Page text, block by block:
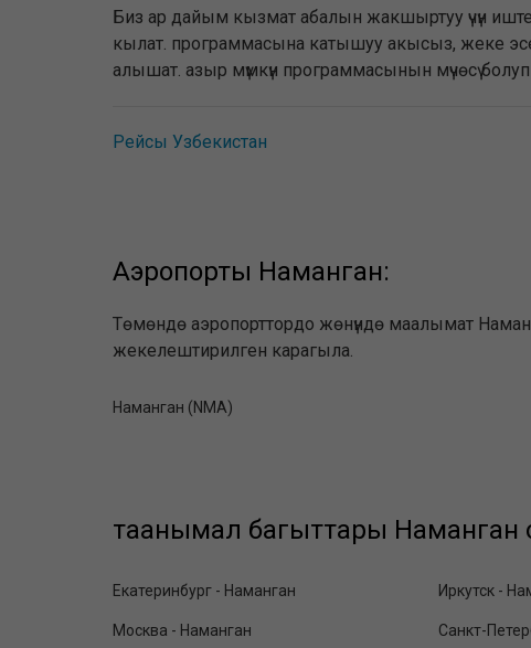
Биз ар дайым кызмат абалын жакшыртуу үчүн
кылат. программасына катышуу акысыз, жеке
алышат. азыр мүмкүн программасынын мүчөсү
Рейсы Узбекистан
Аэропорты Наманган:
Төмөндө аэропорттордо жөнүндө маалымат
жекелештирилген карагыла.
Наманган (NMA)
таанымал багыттары Наманган
Екатеринбург - Наманган Иркутск -
Москва - Наманган Санкт-